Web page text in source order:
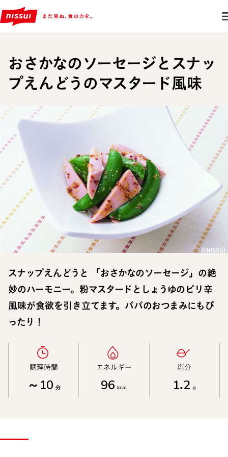
おさかなのソーセージとスナッ
プえんどうのマスタード風味
スナップえんどうと 「おさかなのソーセージ」の絶
妙のハーモニー。粉マスタードとしょうゆのピリ辛
風味が食欲を引き立てます。パパのおつまみにもぴ
ったり！
調理時間​
～10 分
エネルギー​
96 kcal
塩分​
1.2 g